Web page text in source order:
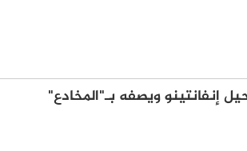
إنفانتينو ويصفه بـ"المخادع"